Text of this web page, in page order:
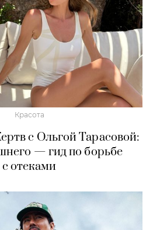
Красота
с Ольгой Тарасовой:
— гид по борьбе
с отеками